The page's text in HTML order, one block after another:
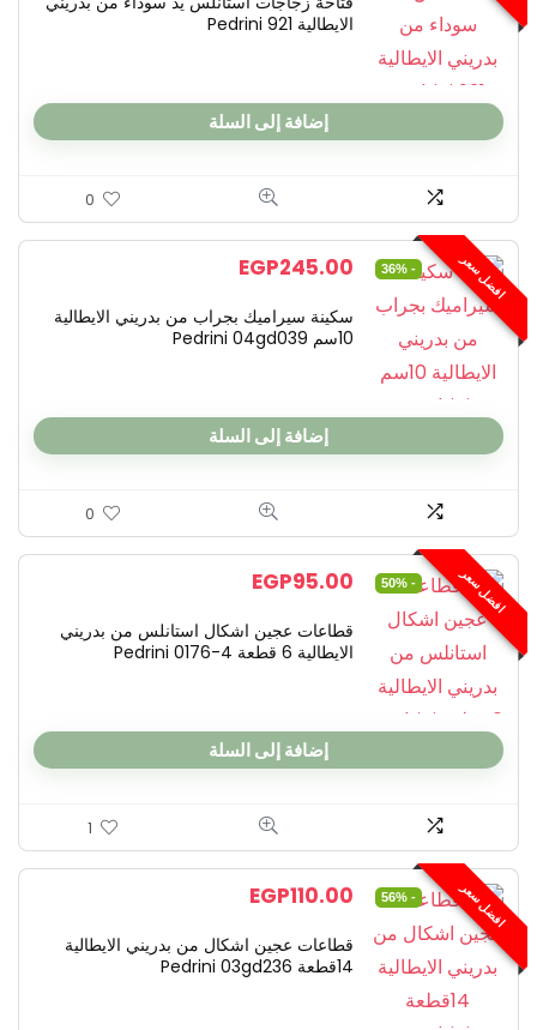
الايطالية Pedrini 921
إضافة إلى السلة
0
افضل سعر - 36%
EGP245.00
سكينة سيراميك بجراب من بدريني الايطالية
10سم Pedrini 04gd039
إضافة إلى السلة
0
افضل سعر - 50%
EGP95.00
قطاعات عجين اشكال استانلس من بدريني
الايطالية 6 قطعة Pedrini ‎0176-4
إضافة إلى السلة
1
افضل سعر - 56%
EGP110.00
قطاعات عجين اشكال من بدريني الايطالية
14قطعة Pedrini 03gd236